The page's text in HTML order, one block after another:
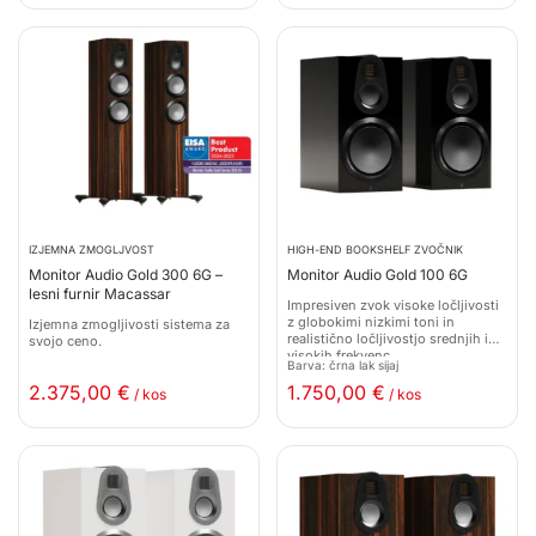
IZJEMNA ZMOGLJVOST
Monitor Audio Gold 300 6G –
lesni furnir Macassar
Izjemna zmogljivosti sistema za
svojo ceno.
2.375,00 € / kos
HIGH-END BOOKSHELF ZVOČNIK
Monitor Audio Gold 100 6G
Impresiven zvok visoke ločljivosti
z globokimi nizkimi toni in
realistično ločljivostjo srednjih in
visokih frekvenc.
Barva: črna lak sijaj
1.750,00 € / kos